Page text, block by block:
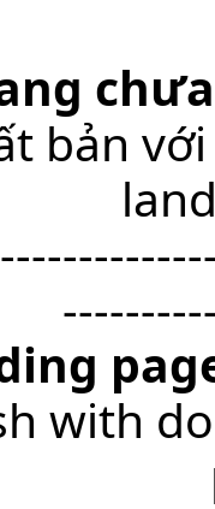
bản
with